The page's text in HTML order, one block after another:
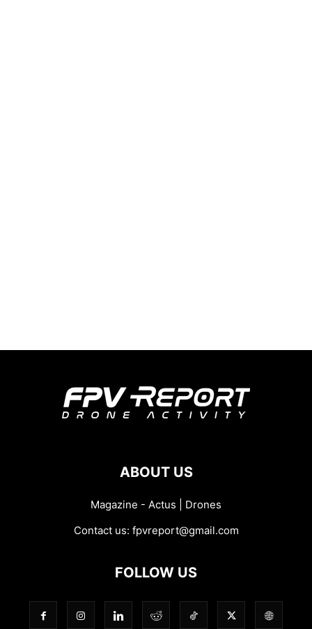
ABOUT US
Magazine - Actus | Drones
Contact us: fpvreport@gmail.com
FOLLOW US